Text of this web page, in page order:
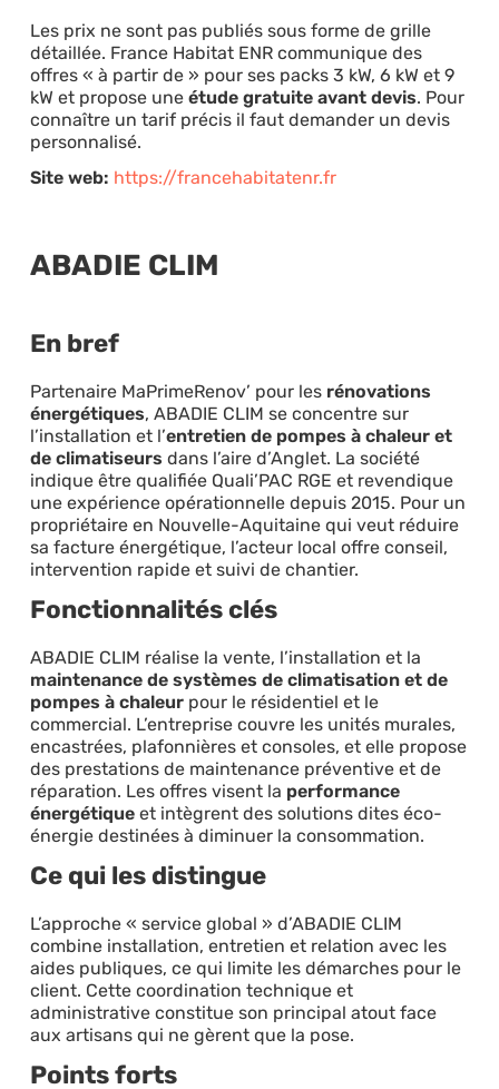
Les prix ne sont pas publiés sous forme de grille
détaillée. France Habitat ENR communique des
offres « à partir de » pour ses packs 3 kW, 6 kW et 9
kW et propose une étude gratuite avant devis. Pour
connaître un tarif précis il faut demander un devis
personnalisé.
Site web: https://francehabitatenr.fr
ABADIE CLIM
En bref
Partenaire MaPrimeRenov’ pour les rénovations
énergétiques, ABADIE CLIM se concentre sur
l’installation et l’entretien de pompes à chaleur et
de climatiseurs dans l’aire d’Anglet. La société
indique être qualifiée Quali’PAC RGE et revendique
une expérience opérationnelle depuis 2015. Pour un
propriétaire en Nouvelle-Aquitaine qui veut réduire
sa facture énergétique, l’acteur local offre conseil,
intervention rapide et suivi de chantier.
Fonctionnalités clés
ABADIE CLIM réalise la vente, l’installation et la
maintenance de systèmes de climatisation et de
pompes à chaleurpour le résidentiel et le
commercial. L’entreprise couvre les unités murales,
encastrées, plafonnières et consoles, et elle propose
des prestations de maintenance préventive et de
réparation. Les offres visent la performance
énergétiqueet intègrent des solutions dites éco-
énergie destinées à diminuer la consommation.
Ce qui les distingue
L’approche « service global » d’ABADIE CLIM
combine installation, entretien et relation avec les
aides publiques, ce qui limite les démarches pour le
client. Cette coordination technique et
administrative constitue son principal atout face
aux artisans qui ne gèrent que la pose.
Points forts